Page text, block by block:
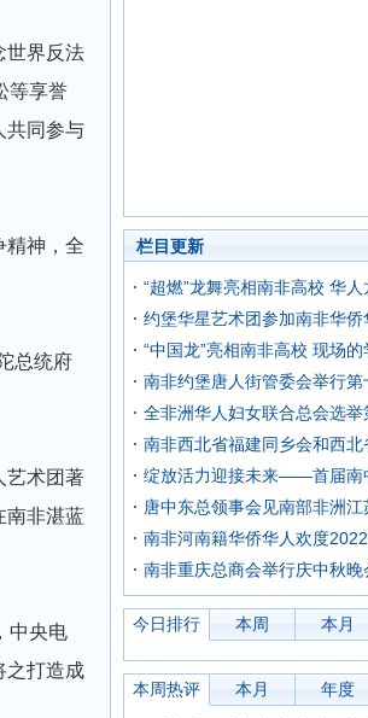
世界反法
等享誉
共同参与
精神，全
总统府
艺术团著
南非湛蓝
中央电
之打造成
栏目更新
“超燃”龙舞亮相南非高校 华人
约堡华星艺术团参加南非华
“中国龙”亮相南非高校 现场
南非约堡唐人街管委会举行
全非洲华人妇女联合总会选
南非西北省福建同乡会和西
绽放活力迎接未来——首届南
唐中东总领事会见南部非洲
南非河南籍华侨华人欢度2022
南非重庆总商会举行庆中秋晚
今日排行 本周 本月
本周热评 本月 年度